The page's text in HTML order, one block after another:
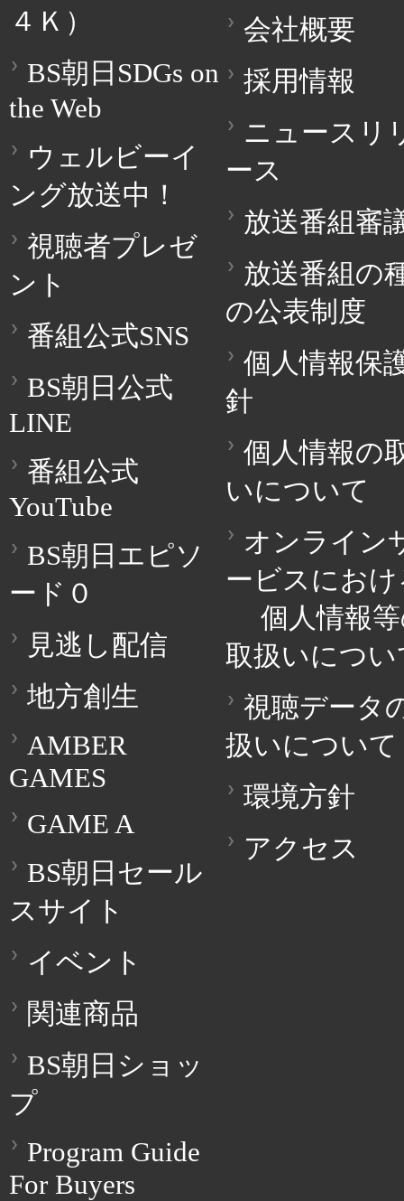
４Ｋ）
BS朝日SDGs on
the Web
ウェルビーイ
ング放送中！
視聴者プレゼ
ント
番組公式SNS
BS朝日公式
LINE
番組公式
YouTube
BS朝日エピソ
ード０
見逃し配信
地方創生
AMBER
GAMES
GAME A
BS朝日セール
スサイト
イベント
関連商品
BS朝日ショッ
プ
Program Guide
For Buyers
会社概要
採用情報
ニュースリ
ース
放送番組審
放送番組の
の公表制度
個人情報保
針
個人情報の
いについて
オンライン
ービスにお
個人情報
取扱いについ
視聴データ
扱いについて
環境方針
アクセス